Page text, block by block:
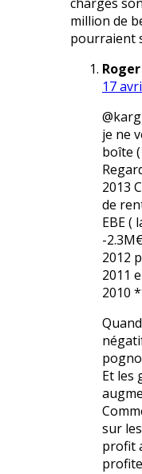
million de
pourraient
Roger
17
je ne
boîte
2013
de
EBE (
-
2012
2011
2010
Et les
sur
profit